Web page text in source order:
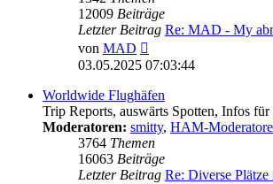
12009 Beiträge
Letzter Beitrag Re: MAD - My
von MAD
Beitrag
03.05.2025 07:03:44
Worldwide Flughäfen
Trip Reports, auswärts Spotten, Infos
Moderatoren: smitty, HAM-
3764 Themen
16063 Beiträge
Letzter Beitrag Re: Diverse